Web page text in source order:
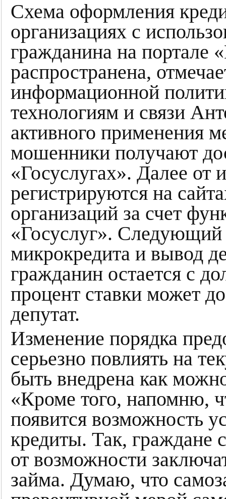
Схема оформления
организациях с
гражданина на портале
распространена,
информационной
технологиям и связи
активного применения
мошенники получают
«Госуслугах». Далее
регистрируются на
организаций за счет
«Госуслуг».
микрокредита и вывод
гражданин остается с
процент ставки может
депутат.
Изменение порядка
серьезно повлиять на
быть внедрена как
«Кроме того, напомню,
появится возможность
кредиты. Так, граждане
от возможности
займа. Думаю, что